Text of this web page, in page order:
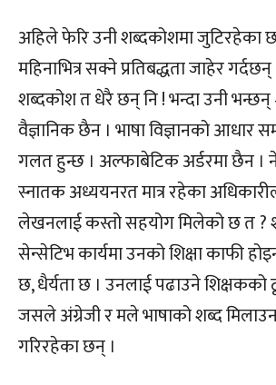
अहिले फेरि उनी शब्दकोशमा जुटिरहेका
महिनाभित्र सक्ने प्रतिबद्धता जाहेर
शब्दकोश त धेरै छन् नि ! भन्दा उनी
वैज्ञानिक छैन । भाषा विज्ञानको आधार
गलत हुन्छ । अल्फाबेटिक अर्डरमा छैन ।
स्नातक अध्ययनरत मात्र रहेका
लेखनलाई कस्तो सहयोग मिलेको छ त ?
सेन्सेटिभ कार्यमा उनको शिक्षा काफी
छ, धैर्यता छ । उनलाई पढाउने
जसले अंग्रेजी र मले भाषाको शब्द
गरिरहेका छन् ।